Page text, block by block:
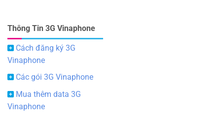
Thông Tin 3G Vinaphone
Cách đăng ký 3G
Vinaphone
Các gói 3G Vinaphone
Mua thêm data 3G
Vinaphone